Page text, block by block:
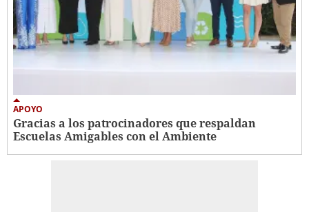
APOYO
Gracias a los patrocinadores que respaldan
Escuelas Amigables con el Ambiente